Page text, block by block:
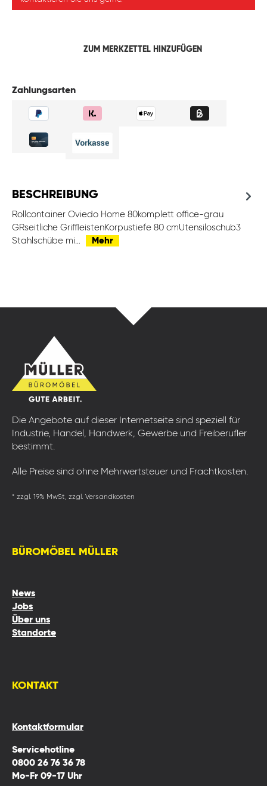
ZUM MERKZETTEL HINZUFÜGEN
Zahlungsarten
BESCHREIBUNG
Rollcontainer Oviedo Home 80komplett office-grau
GRseitliche GriffleistenKorpustiefe 80 cmUtensiloschub3
Stahlschübe mi…
Mehr
Die Angebote auf dieser Internetseite sind speziell für
Industrie, Handel, Handwerk, Gewerbe und Freiberufler
bestimmt.
Alle Preise sind ohne Mehrwertsteuer und Frachtkosten.
* zzgl. 19% MwSt, zzgl. Versandkosten
BÜROMÖBEL MÜLLER
News
Jobs
Über uns
Standorte
KONTAKT
Kontaktformular
Servicehotline
0800 26 76 36 78
Mo-Fr 09-17 Uhr